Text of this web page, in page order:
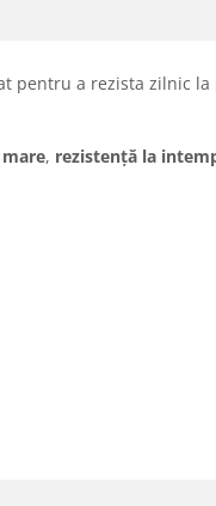
pentru a rezista zilnic la
, rezistență la